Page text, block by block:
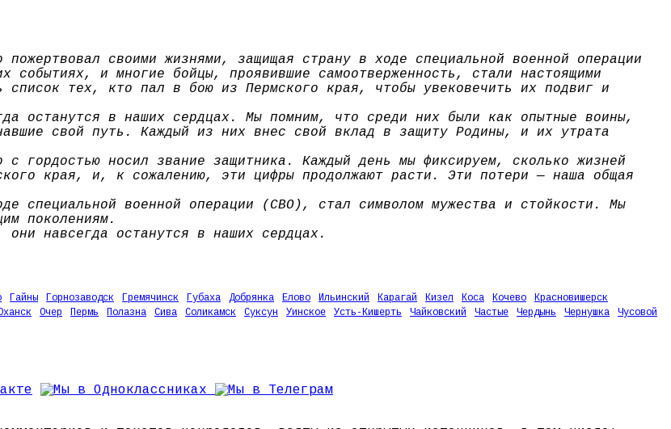
своими жизнями, защищая страну в ходе специальной военной операции
и многие бойцы, проявившие самоотверженность, стали настоящими
список тех, кто пал в бою из Пермского края, чтобы увековечить их подвиг и
останутся в наших сердцах. Мы помним, что среди них были как опытные воины,
свой путь. Каждый из них внес свой вклад в защиту Родины, и их утрата
гордостью носил звание защитника. Каждый день мы фиксируем, сколько жизней
края, и, к сожалению, эти цифры продолжают расти. Эти потери — наша общая
специальной военной операции (СВО), стал символом мужества и стойкости. Мы
поколениям.
навсегда останутся в наших сердцах.
Гайны Горнозаводск Гремячинск Губаха Добрянка Елово Ильинский Карагай Кизел Коса Кочево
Красновишерск
Очер Пермь Полазна Сива Соликамск Суксун Уинское Усть-Кишерть Чайковский Частые Чердынь Чернушка
Чусовой